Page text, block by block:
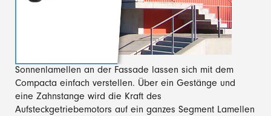
Sonnenlamellen an der Fassade lassen sich mit dem
Compacta einfach verstellen. Über ein Gestänge und
eine Zahnstange wird die Kraft des
Aufsteckgetriebemotors auf ein ganzes Segment Lamellen